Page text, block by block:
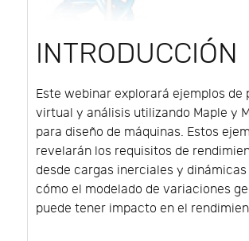
INTRODUCCIÓN
Este webinar explorará ejemplos de
virtual y análisis utilizando Maple y
para diseño de máquinas. Estos
revelarán los requisitos de
desde cargas inerciales y
cómo el modelado de variaciones
puede tener impacto en el